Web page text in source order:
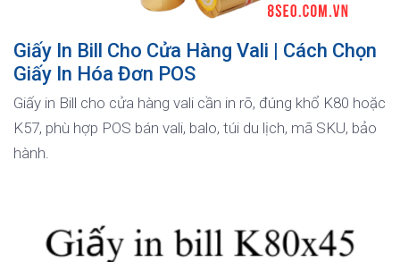
Giấy In Bill Cho Cửa Hàng Vali | Cách Chọn
Giấy In Hóa Đơn POS
Giấy in Bill cho cửa hàng vali cần in rõ, đúng khổ K80 hoặc
K57, phù hợp POS bán vali, balo, túi du lịch, mã SKU, bảo
hành.